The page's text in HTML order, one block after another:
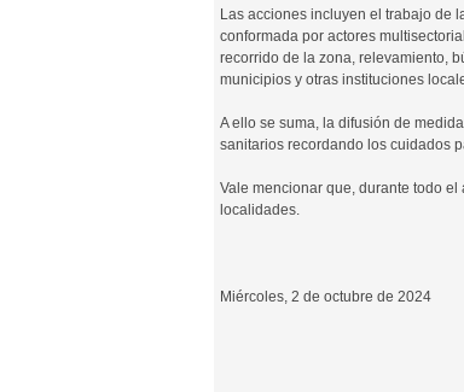
Las acciones incluyen el trabajo de
conformada por actores
recorrido de la zona, relevamiento,
municipios y otras instituciones
A ello se suma, la difusión de
sanitarios recordando los cuidados
Vale mencionar que, durante todo
localidades.
Miércoles, 2 de octubre de 2024